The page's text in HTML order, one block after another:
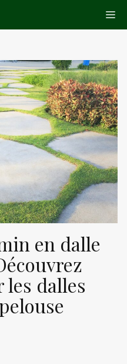
en dalle
les dalles